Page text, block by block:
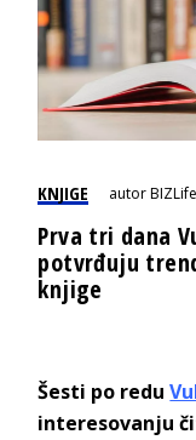
KNJIGE autorBIZLife
Prva tri dana
potvrđuju
knjige
Šesti po redu
interesovanju